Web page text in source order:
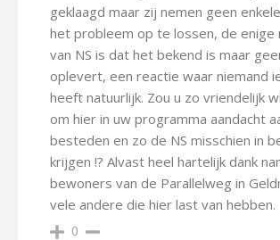
geklaagd maar zij nemen geen
het probleem op te lossen, de enige
van NS is dat het bekend is maar
oplevert, een reactie waar niemand
heeft natuurlijk. Zou u zo vriendelijk
om hier in uw programma aandacht
besteden en zo de NS misschien in
krijgen !? Alvast heel hartelijk dank
bewoners van de Parallelweg in
vele andere die hier last van hebben.
0